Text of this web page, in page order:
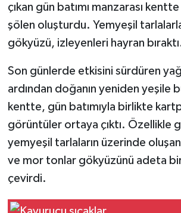
çıkan gün batımı manzarası
şölen oluşturdu. Yemyeşil tarlalarla
gökyüzü, izleyenleri hayran
Son günlerde etkisini sürdüren
ardından doğanın yeniden yeşile
kentte, gün batımıyla birlikte
görüntüler ortaya çıktı. Özellikle
yemyeşil tarlaların üzerinde oluşan
ve mor tonlar gökyüzünü adeta
çevirdi.